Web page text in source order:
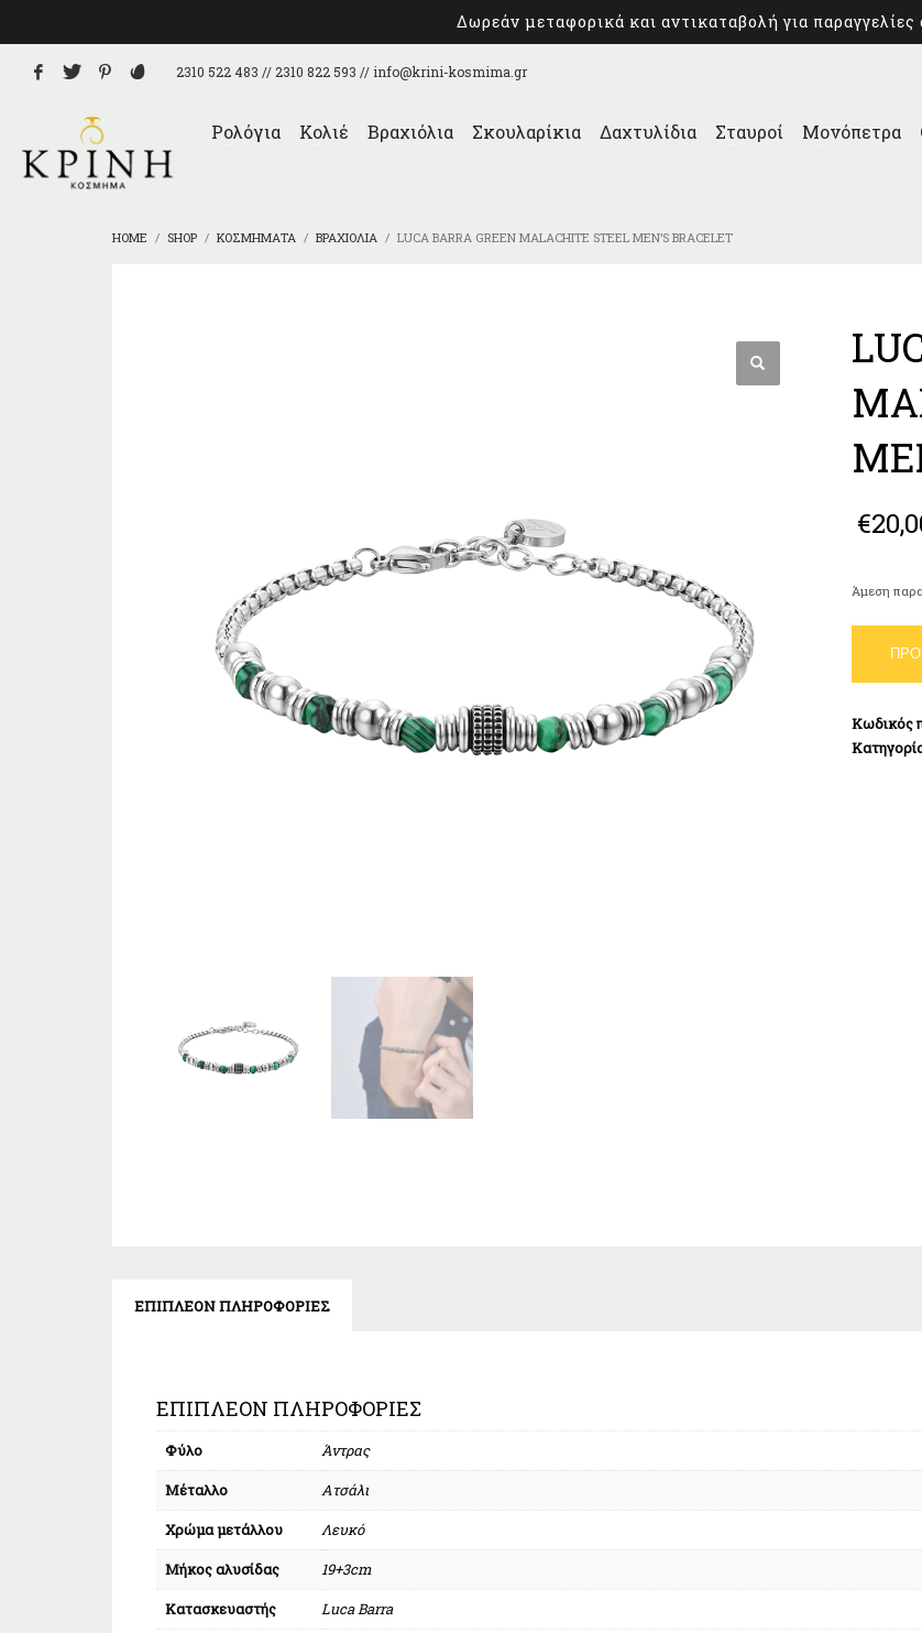
Δωρεάν μεταφορικά και αντικαταβολή για
2310 522 483 // 2310 822 593 // info@krini-kosmima.gr
Ρολόγια Κολιέ Βραχιόλια Σκουλαρίκια Δαχτυλίδια Σταυροί Μονόπετρα
HOME SHOP ΚΟΣΜΉΜΑΤΑ ΒΡΑΧΙΌΛΙΑ LUCA BARRA GREEN MALACHITE STEEL MEN’S BRACELET
€
Άμεση
BARRA
GREEN
STEEL
MEN'S
Κωδικός
ΕΠΙΠΛΈΟΝ ΠΛΗΡΟΦΟΡΊΕΣ
ΕΠΙΠΛΈΟΝ ΠΛΗΡΟΦΟΡΊΕΣ
Φύλο
Άντρας
Μέταλλο
Ατσάλι
Χρώμα μετάλλου
Λευκό
Μήκος αλυσίδας
19+3cm
Κατασκευαστής
Luca Barra